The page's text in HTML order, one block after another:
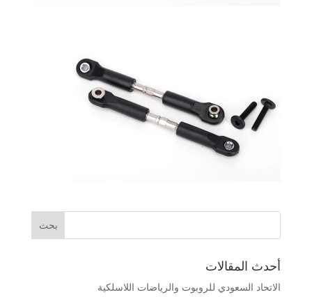
أحدث المقالات
الاتحاد السعودي للروبوت والرياضات اللاسلكية